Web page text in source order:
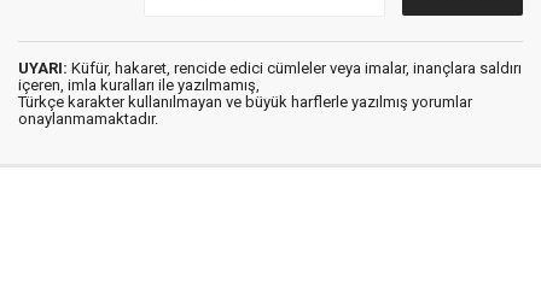
UYARI: Küfür, hakaret, rencide edici cümleler veya imalar, inançlara saldırı
içeren, imla kuralları ile yazılmamış,
Türkçe karakter kullanılmayan ve büyük harflerle yazılmış yorumlar
onaylanmamaktadır.